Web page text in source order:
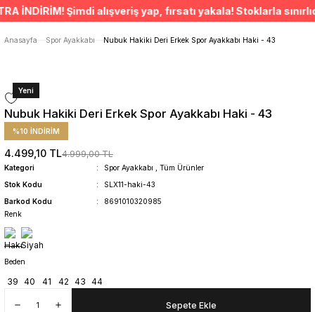
ÜCRETSİZ TESLİMAT İMKANI
SÜRDÜRÜLEBİLİR ÜRÜNLER
Anasayfa
Spor Ayakkabı Nubuk Hakiki Deri Erkek Spor Ayakkabı Haki - 43
Yeni
Nubuk Hakiki Deri Erkek Spor Ayakkabı Haki - 43
%10 İNDİRİM
4.499,10 TL4.999,00 TL
Kategori Spor Ayakkabı
Tüm Ürünler
Stok Kodu
SLX11-haki-43
Barkod Kodu
8691010320985
Renk
Beden
39 40 41 42 43 44
Sepete Ekle
Şimdi alışveriş yap, fırsatı yakala! Stoklarla